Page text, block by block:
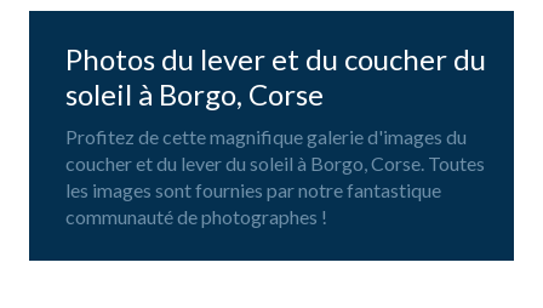
Photos du lever et du coucher du
soleil à Borgo, Corse
Profitez de cette magnifique galerie d'images du
coucher et du lever du soleil à Borgo, Corse. Toutes
les images sont fournies par notre fantastique
communauté de photographes !